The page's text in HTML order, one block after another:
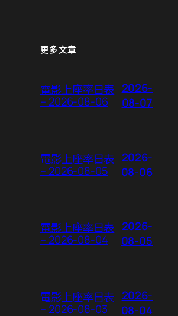
更多文章
電影上座率日表
– 2026-08-06
2026-
08-07
電影上座率日表
– 2026-08-05
2026-
08-06
電影上座率日表
– 2026-08-04
2026-
08-05
電影上座率日表
– 2026-08-03
2026-
08-04